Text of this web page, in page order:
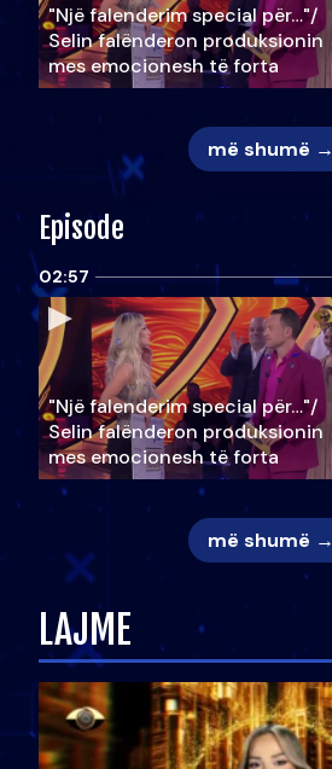
"Një falenderim special për…"/
Selin falënderon produksionin
mes emocionesh të forta
më shumë →
Episode
02:57
"Një falenderim special për…"/
Selin falënderon produksionin
mes emocionesh të forta
më shumë →
LAJME